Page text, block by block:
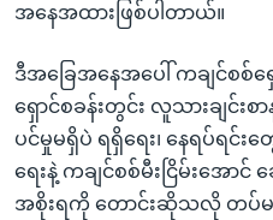
အနေအထားဖြစ်ပါတာယ်။
ဒီအခြေအနေအပေါ် ကချင်စ
ရှောင်စခန်းတွင်း လူသားချင်
ပင်မှုမရှိပဲ ရရှိရေး၊ နေရပ်ရင်
ရေးနဲ့ ကချင်စစ်မီးငြိမ်းအော
အစိုးရကို တောင်းဆိုသလို တပ်